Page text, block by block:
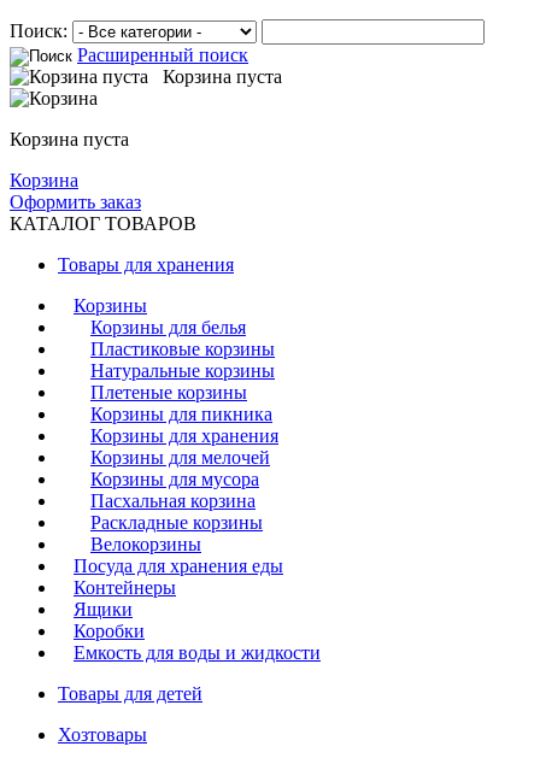
Поиск:
Расширенный поиск
Корзина пуста
Корзина пуста
Корзина
Оформить заказ
КАТАЛОГ ТОВАРОВ
Товары для хранения
Корзины
Корзины для белья
Пластиковые корзины
Натуральные корзины
Плетеные корзины
Корзины для пикника
Корзины для хранения
Корзины для мелочей
Корзины для мусора
Пасхальная корзина
Раскладные корзины
Велокорзины
Посуда для хранения еды
Контейнеры
Ящики
Коробки
Емкость для воды и жидкости
Товары для детей
Хозтовары